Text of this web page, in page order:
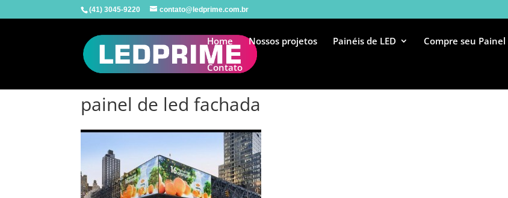
(41) 3045-9220 contato@ledprime.com.br
Home Nossos projetos Painéis de LED Compre seu Painel
Contato
painel de led fachada